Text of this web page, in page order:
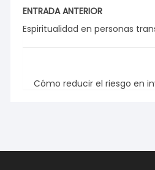
ENTRADA ANTERIOR
Espiritualidad en personas
Cómo reducir el riesgo en